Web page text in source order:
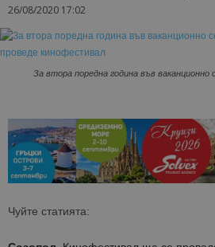
26/08/2020 17:02
За втора поредна година във
Чуйте статията: